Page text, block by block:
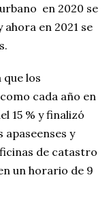
en 2020 se
en 2021 se
los
cada año en
15 % y finalizó
y
de catastro
un horario de 9